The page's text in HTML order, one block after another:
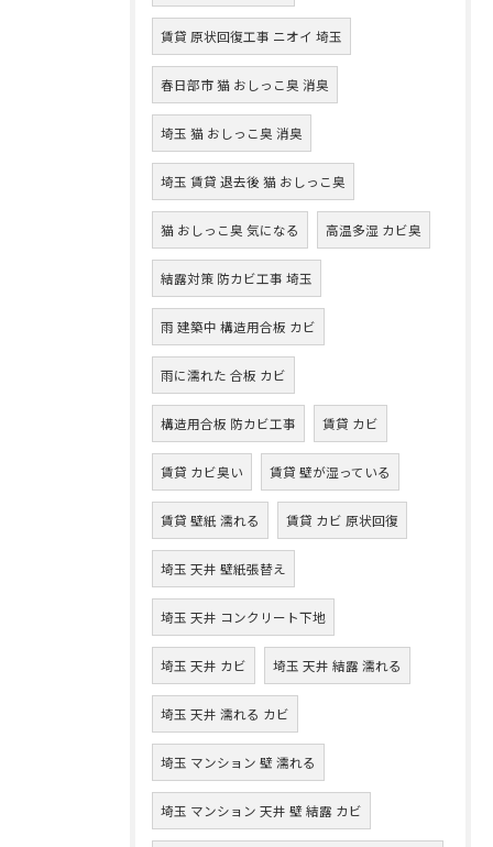
賃貸 原状回復工事 ニオイ 埼玉
春日部市 猫 おしっこ臭 消臭
埼玉 猫 おしっこ臭 消臭
埼玉 賃貸 退去後 猫 おしっこ臭
猫 おしっこ臭 気になる 高温多湿 カビ臭
結露対策 防カビ工事 埼玉
雨 建築中 構造用合板 カビ
雨に濡れた 合板 カビ
構造用合板 防カビ工事 賃貸 カビ
賃貸 カビ臭い 賃貸 壁が湿っている
賃貸 壁紙 濡れる 賃貸 カビ 原状回復
埼玉 天井 壁紙張替え
埼玉 天井 コンクリート下地
埼玉 天井 カビ 埼玉 天井 結露 濡れる
埼玉 天井 濡れる カビ
埼玉 マンション 壁 濡れる
埼玉 マンション 天井 壁 結露 カビ